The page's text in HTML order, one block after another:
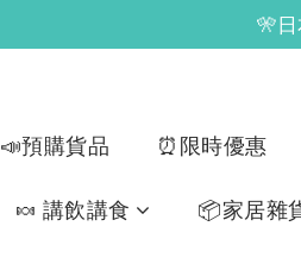
🎌日
📣預購貨品 ⏰限時優惠
🍬 講飲講食 📦家居雜